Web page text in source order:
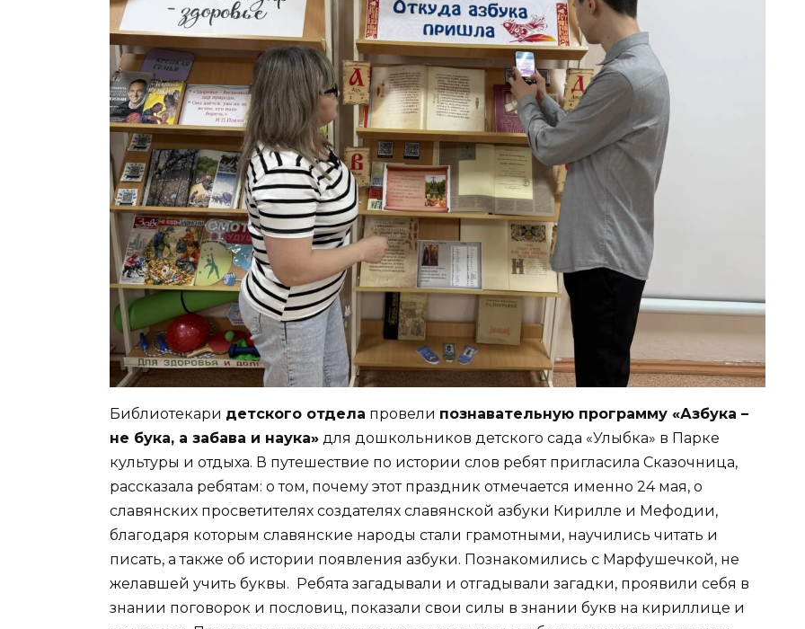
Библиотекари детского отдела провели познавательную программу «Азбука –
не бука, а забава и наука» для дошкольников детского сада «Улыбка» в Парке
культуры и отдыха. В путешествие по истории слов ребят пригласила Сказочница,
рассказала ребятам: о том, почему этот праздник отмечается именно 24 мая, о
славянских просветителях создателях славянской азбуки Кирилле и Мефодии,
благодаря которым славянские народы стали грамотными, научились читать и
писать, а также об истории появления азбуки. Познакомились с Марфушечкой, не
желавшей учить буквы. Ребята загадывали и отгадывали загадки, проявили себя в
знании поговорок и пословиц, показали свои силы в знании букв на кириллице и